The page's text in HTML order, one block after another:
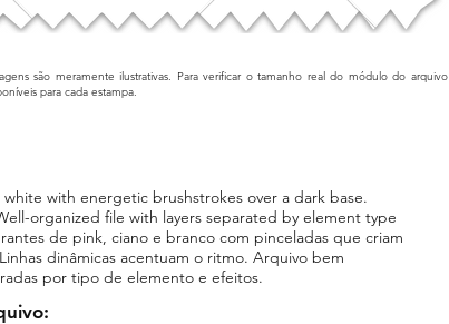
são meramente ilustrativas. Para verificar o tamanho real do módulo do arquivo
para cada estampa.
with energetic brushstrokes over a dark base.
organized file with layers separated by element type
de pink, ciano e branco com pinceladas que criam
dinâmicas acentuam o ritmo. Arquivo bem
por tipo de elemento e efeitos.